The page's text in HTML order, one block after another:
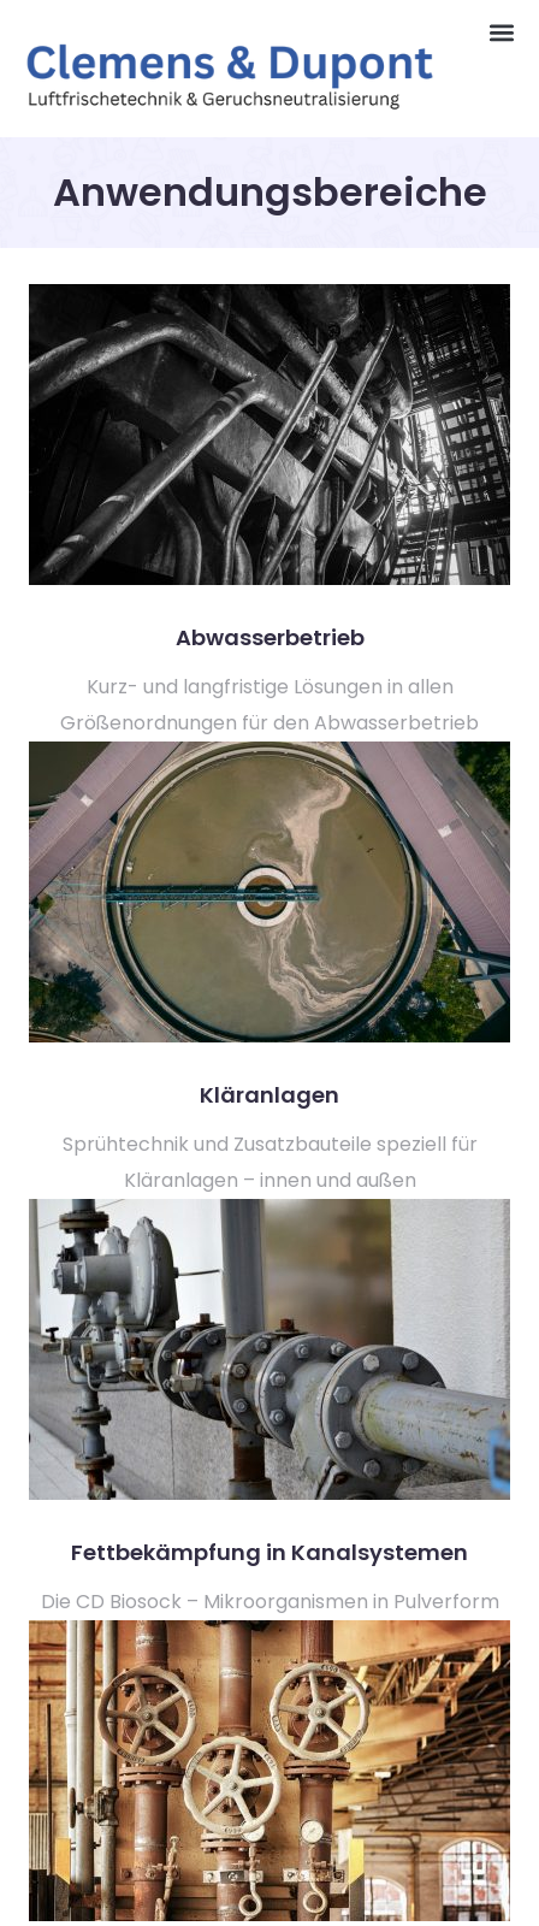
Anwendungsbereiche
Abwasserbetrieb
Kurz- und langfristige Lösungen in allen
Größenordnungen für den Abwasserbetrieb
Kläranlagen
Sprühtechnik und Zusatzbauteile speziell für
Kläranlagen – innen und außen
Fettbekämpfung in Kanalsystemen
Die CD Biosock – Mikroorganismen in Pulverform